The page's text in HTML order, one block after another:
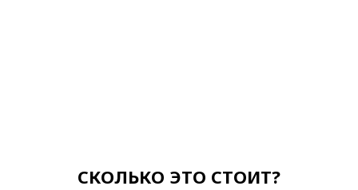
СКОЛЬКО ЭТО СТОИТ?